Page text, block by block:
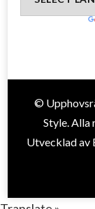
©
Style. Alla
Utvecklad av